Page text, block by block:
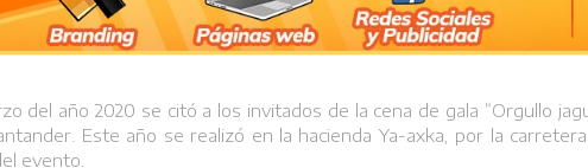
del año 2020 se citó a los invitados de la cena de gala “Orgullo
Este año se realizó en la hacienda Ya-axka, por la
evento.